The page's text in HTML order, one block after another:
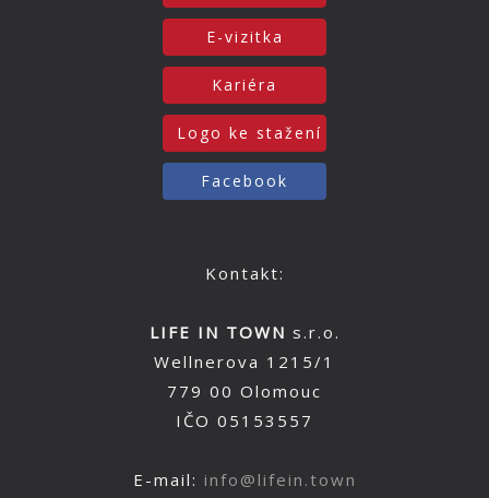
E-vizitka
Kariéra
Logo ke stažení
Facebook
Kontakt:
LIFE IN TOWN s.r.o.
Wellnerova 1215/1
779 00 Olomouc
IČO 05153557
E-mail: info@lifein.town